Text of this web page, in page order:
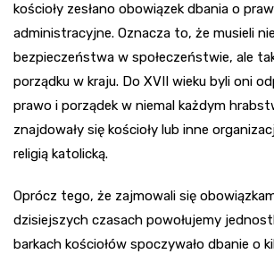
kościoły zesłano obowiązek dbania o
administracyjne. Oznacza to, że musieli
bezpieczeństwa w społeczeństwie, ale
porządku w kraju. Do XVII wieku byli oni
prawo i porządek w niemal każdym
znajdowały się kościoły lub inne
religią katolicką.
Oprócz tego, że zajmowali się
dzisiejszych czasach powołujemy
barkach kościołów spoczywało dbanie o